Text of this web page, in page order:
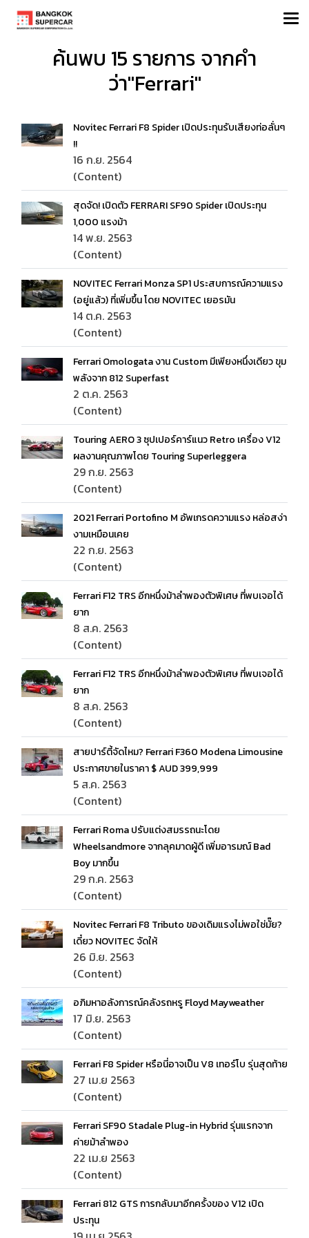
ค้นพบ 15 รายการ จากคำ
ว่า"Ferrari"
Novitec Ferrari F8 Spider เปิดประทุนรับเสียงท่อลั่นๆ
!!
16 ก.ย. 2564
(Content)
สุดจัด! เปิดตัว FERRARI SF90 Spider เปิดประทุน
1,000 แรงม้า
14 พ.ย. 2563
(Content)
NOVITEC Ferrari Monza SP1 ประสบการณ์ความแรง
(อยู่แล้ว) ที่เพิ่มขึ้น โดย NOVITEC เยอรมัน
14 ต.ค. 2563
(Content)
Ferrari Omologata งาน Custom มีเพียงหนึ่งเดียว ขุม
พลังจาก 812 Superfast
2 ต.ค. 2563
(Content)
Touring AERO 3 ซุปเปอร์คาร์แนว Retro เครื่อง V12
ผลงานคุณภาพโดย Touring Superleggera
29 ก.ย. 2563
(Content)
2021 Ferrari Portofino M อัพเกรดความแรง หล่อสง่า
งามเหมือนเคย
22 ก.ย. 2563
(Content)
Ferrari F12 TRS อีกหนึ่งม้าลำพองตัวพิเศษ ที่พบเจอได้
ยาก
8 ส.ค. 2563
(Content)
Ferrari F12 TRS อีกหนึ่งม้าลำพองตัวพิเศษ ที่พบเจอได้
ยาก
8 ส.ค. 2563
(Content)
สายปาร์ตี้จัดไหม? Ferrari F360 Modena Limousine
ประกาศขายในราคา $ AUD 399,999
5 ส.ค. 2563
(Content)
Ferrari Roma ปรับแต่งสมรรถนะโดย
Wheelsandmore จากลุคมาดผู้ดี เพิ่มอารมณ์ Bad
Boy มากขึ้น
29 ก.ค. 2563
(Content)
Novitec Ferrari F8 Tributo ของเดิมแรงไม่พอใช่มั๊ย?
เดี๋ยว NOVITEC จัดให้
26 มิ.ย. 2563
(Content)
อภิมหาอลังการณ์คลังรถหรู Floyd Mayweather
17 มิ.ย. 2563
(Content)
Ferrari F8 Spider หรือนี่อาจเป็น V8 เทอร์โบ รุ่นสุดท้าย
27 เม.ย 2563
(Content)
Ferrari SF90 Stadale Plug-in Hybrid รุ่นแรกจาก
ค่ายม้าลำพอง
22 เม.ย 2563
(Content)
Ferrari 812 GTS การกลับมาอีกครั้งของ V12 เปิด
ประทุน